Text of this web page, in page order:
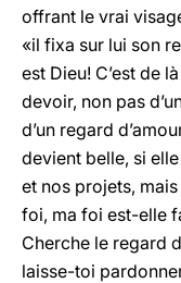
offrant le vrai
«il fixa sur lui son
est Dieu! C’est de
devoir, non pas
d’un regard
devient belle, si
et nos projets,
foi, ma foi est-elle
Cherche le regard
laisse-toi